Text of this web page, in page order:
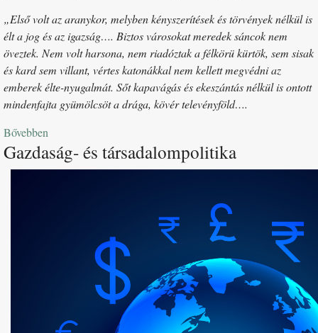
„Első volt az aranykor, melyben kényszerítések és törvények nélkül is
élt a jog és az igazság…. Biztos városokat meredek sáncok nem
öveztek. Nem volt harsona, nem riadóztak a félkörü kürtök, sem sisak
és kard sem villant, vértes katonákkal nem kellett megvédni az
emberek élte-nyugalmát. Sőt kapavágás és ekeszántás nélkül is ontott
mindenfajta gyümölcsöt a drága, kövér televényföld….
Bővebben
Gazdaság- és társadalompolitika